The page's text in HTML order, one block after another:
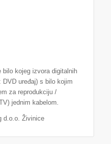
bilo kojeg izvora digitalnih
DVD uređaj) s bilo kojim
za reprodukciju /
jednim kabelom.
d.o.o. Živinice